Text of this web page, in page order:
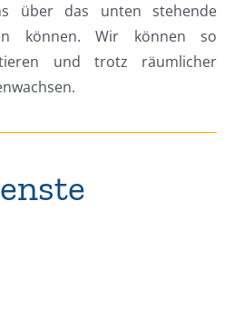
über das unten stehende
können. Wir können so
und trotz räumlicher